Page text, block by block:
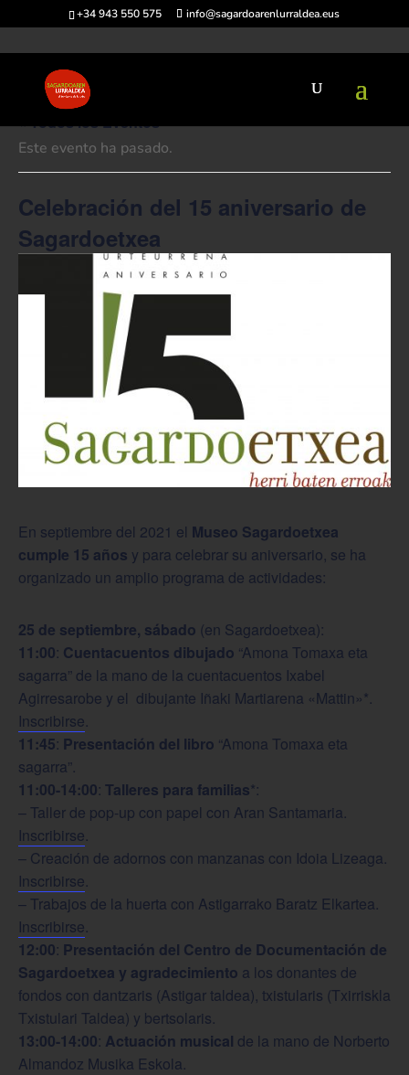
+34 943 550 575 info@sagardoarenlurraldea.eus
« Todos los Eventos
Este evento ha pasado.
Celebración del 15 aniversario de
Sagardoetxea
En septiembre del 2021 el Museo Sagardoetxea
cumple 15 años y para celebrar su aniversario, se ha
organizado un amplio programa de actividades:
25 de septiembre, sábado (en Sagardoetxea):
11:00: Cuentacuentos dibujado “Amona Tomaxa eta
sagarra” de la mano de la cuentacuentos Ixabel
Agirresarobe y el dibujante Iñaki Martiarena «Mattin»*.
Inscribirse.
11:45: Presentación del libro “Amona Tomaxa eta
sagarra”.
11:00-14:00: Talleres para familias*:
– Taller de pop-up con papel con Aran Santamaria.
Inscribirse.
– Creación de adornos con manzanas con Idoia Lizeaga.
Inscribirse.
– Trabajos de la huerta con Astigarrako Baratz Elkartea.
Inscribirse.
12:00: Presentación del Centro de Documentación de
Sagardoetxea y agradecimiento a los donantes de
fondos con dantzaris (Astigar taldea), txistularis (Txirriskla
Txistulari Taldea) y bertsolaris.
13:00-14:00: Actuación musical de la mano de Norberto
Almandoz Musika Eskola.